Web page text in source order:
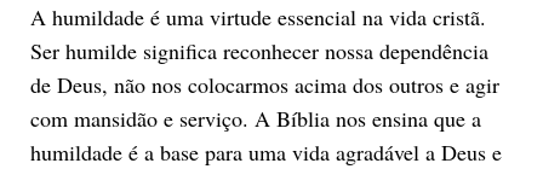
A humildade é uma virtude essencial na vida cristã.
Ser humilde significa reconhecer nossa dependência
de Deus, não nos colocarmos acima dos outros e agir
com mansidão e serviço. A Bíblia nos ensina que a
humildade é a base para uma vida agradável a Deus e